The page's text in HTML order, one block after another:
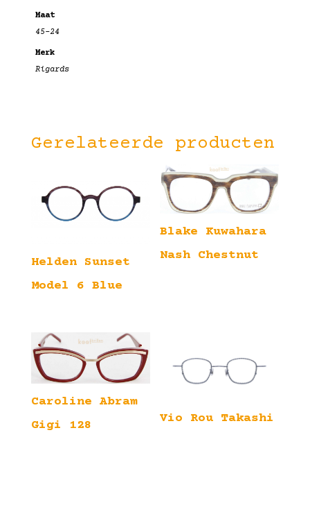
Maat
45-24
Merk
Rigards
Gerelateerde producten
Helden Sunset
Model 6 Blue
Blake Kuwahara
Nash Chestnut
Caroline Abram
Gigi 128
Vio Rou Takashi